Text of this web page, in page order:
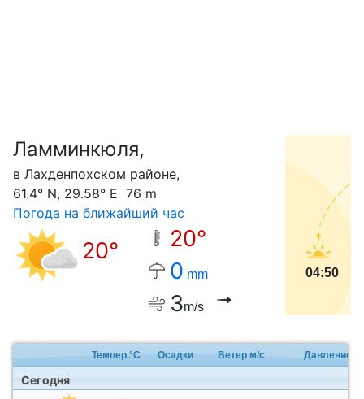
Ламминкюля,
в Лахденпохском районе,
61.4° N, 29.58° E 76 m
Погода на ближайший час
20°
20°
0 mm
3m/s
04:50
Темпер.°C Осадки Ветер м/с Давление
Сегодня